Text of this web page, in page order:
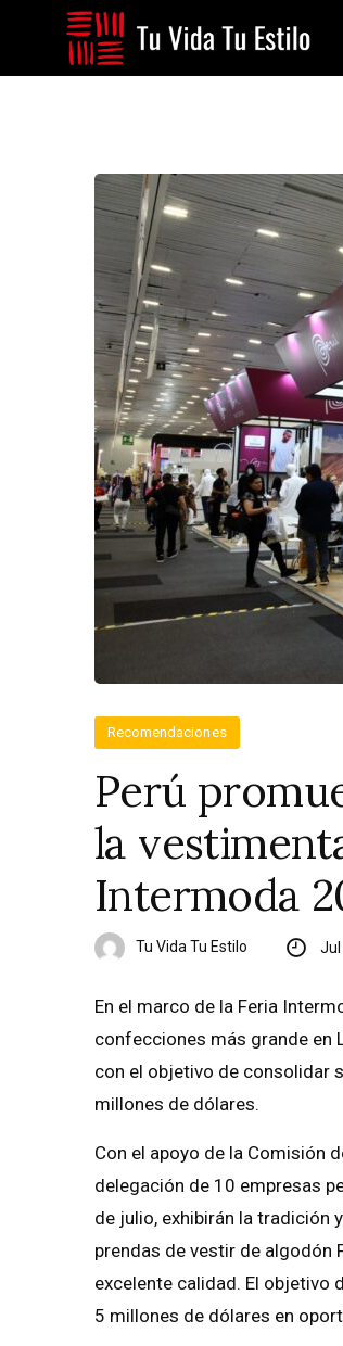
Recomendaciones
Perú
la
Intermoda
Tu Vida Tu Estilo Jul
En el marco de la Feria
confecciones más grande en
con el objetivo de consolidar
millones de dólares.
Con el apoyo de la Comisión
delegación de 10 empresas
de julio, exhibirán la tradición
prendas de vestir de algodón
excelente calidad. El objetivo
5 millones de dólares en